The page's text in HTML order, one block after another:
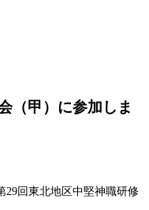
（甲）に参加しま
29回東北地区中堅神職研修